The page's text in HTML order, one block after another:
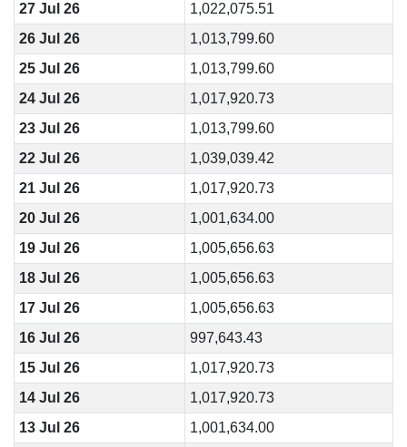
27 Jul 26
1,022,075.51
26 Jul 26
1,013,799.60
25 Jul 26
1,013,799.60
24 Jul 26
1,017,920.73
23 Jul 26
1,013,799.60
22 Jul 26
1,039,039.42
21 Jul 26
1,017,920.73
20 Jul 26
1,001,634.00
19 Jul 26
1,005,656.63
18 Jul 26
1,005,656.63
17 Jul 26
1,005,656.63
16 Jul 26
997,643.43
15 Jul 26
1,017,920.73
14 Jul 26
1,017,920.73
13 Jul 26
1,001,634.00